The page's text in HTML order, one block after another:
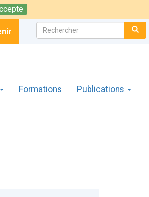
Rechercher :
Formations Publications